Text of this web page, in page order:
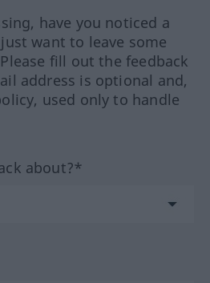
have you noticed a
want to leave some
fill out the feedback
address is optional and,
used only to handle
about?*